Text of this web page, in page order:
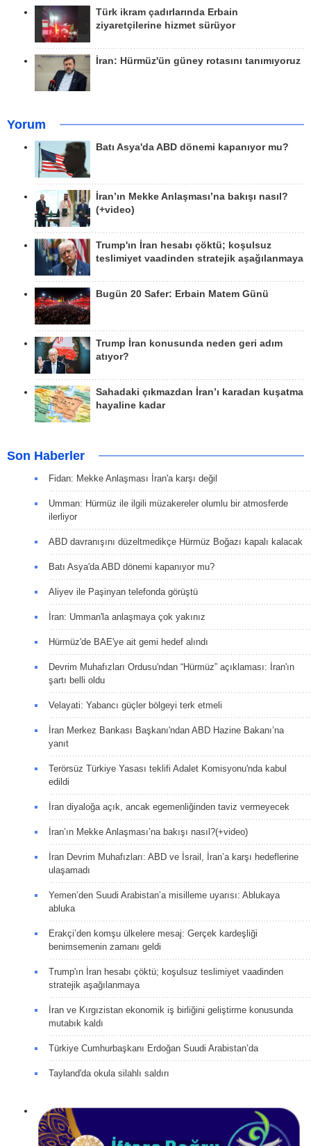
Türk ikram çadırlarında Erbain
ziyaretçilerine hizmet sürüyor
İran: Hürmüz'ün güney rotasını tanımıyoruz
Yorum
Batı Asya'da ABD dönemi kapanıyor mu?
İran’ın Mekke Anlaşması’na bakışı nasıl?
(+video)
Trump'ın İran hesabı çöktü; koşulsuz
teslimiyet vaadinden stratejik aşağılanmaya
Bugün 20 Safer: Erbain Matem Günü
Trump İran konusunda neden geri adım
atıyor?
Sahadaki çıkmazdan İran’ı karadan kuşatma
hayaline kadar
Son Haberler
Fidan: Mekke Anlaşması İran'a karşı değil
Umman: Hürmüz ile ilgili müzakereler olumlu bir atmosferde
ilerliyor
ABD davranışını düzeltmedikçe Hürmüz Boğazı kapalı kalacak
Batı Asya'da ABD dönemi kapanıyor mu?
Aliyev ile Paşinyan telefonda görüştü
İran: Umman'la anlaşmaya çok yakınız
Hürmüz'de BAE'ye ait gemi hedef alındı
Devrim Muhafızları Ordusu'ndan “Hürmüz” açıklaması: İran'ın
şartı belli oldu
Velayati: Yabancı güçler bölgeyi terk etmeli
İran Merkez Bankası Başkanı'ndan ABD Hazine Bakanı’na
yanıt
Terörsüz Türkiye Yasası teklifi Adalet Komisyonu'nda kabul
edildi
İran diyaloğa açık, ancak egemenliğinden taviz vermeyecek
İran’ın Mekke Anlaşması’na bakışı nasıl?(+video)
İran Devrim Muhafızları: ABD ve İsrail, İran’a karşı hedeflerine
ulaşamadı
Yemen’den Suudi Arabistan’a misilleme uyarısı: Ablukaya
abluka
Erakçi’den komşu ülkelere mesaj: Gerçek kardeşliği
benimsemenin zamanı geldi
Trump'ın İran hesabı çöktü; koşulsuz teslimiyet vaadinden
stratejik aşağılanmaya
İran ve Kırgızistan ekonomik iş birliğini geliştirme konusunda
mutabık kaldı
Türkiye Cumhurbaşkanı Erdoğan Suudi Arabistan’da
Tayland'da okula silahlı saldırı